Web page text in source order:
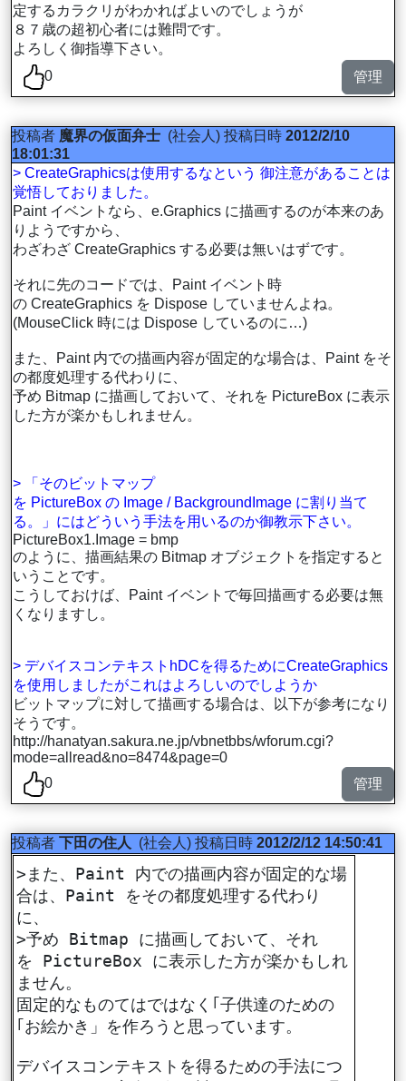
定するカラクリがわかればよいのでしょうが
８７歳の超初心者には難問です。
よろしく御指導下さい。
0
管理
投稿者 魔界の仮面弁士 (社会人) 投稿日時 2012/2/10
18:01:31
> CreateGraphicsは使用するなという 御注意があることは
覚悟しておりました。
Paint イベントなら、e.Graphics に描画するのが本来のあ
りようですから、
わざわざ CreateGraphics する必要は無いはずです。
それに先のコードでは、Paint イベント時
の CreateGraphics を Dispose していませんよね。
(MouseClick 時には Dispose しているのに…)
また、Paint 内での描画内容が固定的な場合は、Paint をそ
の都度処理する代わりに、
予め Bitmap に描画しておいて、それを PictureBox に表示
した方が楽かもしれません。
> 「そのビットマップ
を PictureBox の Image / BackgroundImage に割り当て
る。」にはどういう手法を用いるのか御教示下さい。
PictureBox1.Image = bmp
のように、描画結果の Bitmap オブジェクトを指定すると
いうことです。
こうしておけば、Paint イベントで毎回描画する必要は無
くなりますし。
> デバイスコンテキストhDCを得るためにCreateGraphics
を使用しましたがこれはよろしいのでしようか
ビットマップに対して描画する場合は、以下が参考になり
そうです。
http://hanatyan.sakura.ne.jp/vbnetbbs/wforum.cgi?
mode=allread&no=8474&page=0
0
管理
投稿者 下田の住人 (社会人) 投稿日時 2012/2/12 14:50:41
>また、Paint 内での描画内容が固定的な場
合は、Paint をその都度処理する代わり
に、
>予め Bitmap に描画しておいて、それ
を PictureBox に表示した方が楽かもしれ
ません。
固定的なものてはではなく｢子供達のための
｢お絵かき」を作ろうと思っています。
デバイスコンテキストを得るための手法につ